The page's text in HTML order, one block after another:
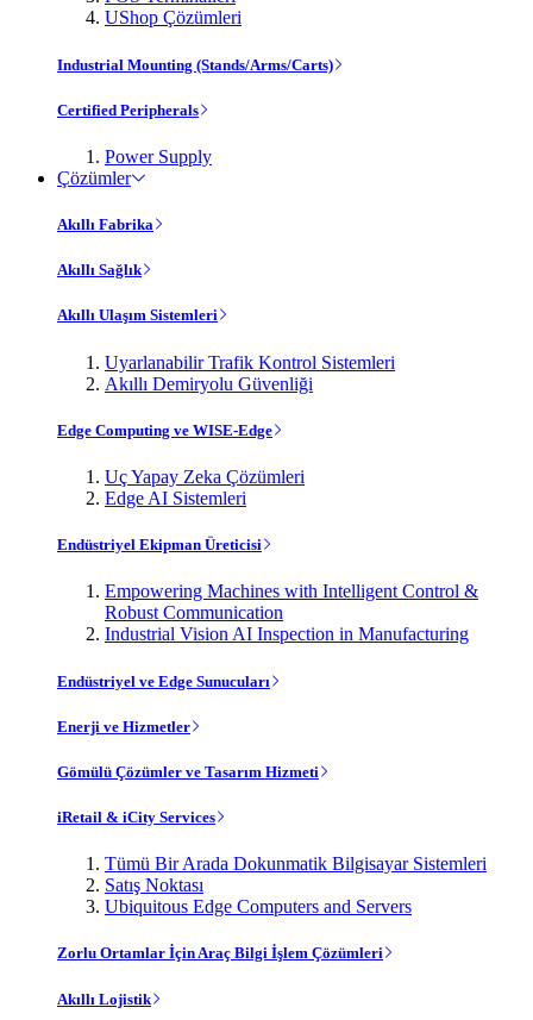
UShop Çözümleri
Industrial Mounting (Stands/Arms/Carts)
Certified Peripherals
Power Supply
Çözümler
Akıllı Fabrika
Akıllı Sağlık
Akıllı Ulaşım Sistemleri
Uyarlanabilir Trafik Kontrol Sistemleri
Akıllı Demiryolu Güvenliği
Edge Computing ve WISE-Edge
Uç Yapay Zeka Çözümleri
Edge AI Sistemleri
Endüstriyel Ekipman Üreticisi
Empowering Machines with Intelligent Control &
Robust Communication
Industrial Vision AI Inspection in Manufacturing
Endüstriyel ve Edge Sunucuları
Enerji ve Hizmetler
Gömülü Çözümler ve Tasarım Hizmeti
iRetail & iCity Services
Tümü Bir Arada Dokunmatik Bilgisayar Sistemleri
Satış Noktası
Ubiquitous Edge Computers and Servers
Zorlu Ortamlar İçin Araç Bilgi İşlem Çözümleri
Akıllı Lojistik